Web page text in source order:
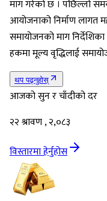
माग गरेको छ । पछिल्लो
आयोजनाको निर्माण लागत
समायोजनको माग
हकमा मूल्य वृद्धिलाई
थप पढ्नुहोस्
आजको सुन र चाँदीको दर
२२ श्रावण , २,०८३
विस्तारमा हेर्नुहोस